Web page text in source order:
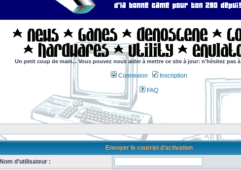
Un petit coup de main... Vous pouvez nous aider à mettre ce site à jour: n'hésitez pas à
Connexion Inscription
FAQ
Envoyer le courriel d’activation
Nom d’utilisateur :